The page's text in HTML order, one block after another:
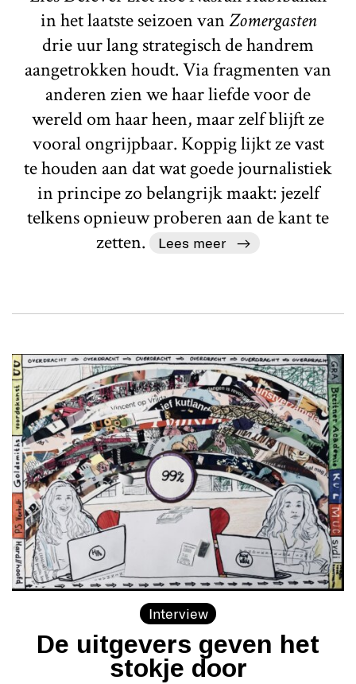
in het laatste seizoen vanZomergasten
drie uur lang strategisch de handrem
aangetrokken houdt. Via fragmenten van
anderen zien we haar liefde voor de
wereld om haar heen, maar zelf blijft ze
vooral ongrijpbaar. Koppig lijkt ze vast
te houden aan dat wat goede journalistiek
in principe zo belangrijk maakt: jezelf
telkens opnieuw proberen aan de kant te
zetten.
Lees meer
Interview
De uitgevers geven het
stokje door